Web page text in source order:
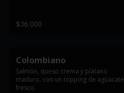
$36.000
Colombiano
Salmón, queso crema y plátano
maduro, con un topping de aguacate
fresco.